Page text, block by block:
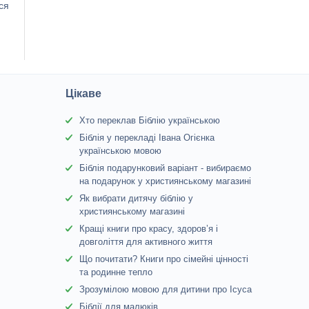
Цікаве
Хто переклав Біблію українською
Біблія у перекладі Івана Огієнка
українською мовою
Біблія подарунковий варіант - вибираємо
на подарунок у християнському магазині
Як вибрати дитячу біблію у
християнському магазині
Кращі книги про красу, здоров’я і
довголіття для активного життя
Що почитати? Книги про сімейні цінності
та родинне тепло
Зрозумілою мовою для дитини про Ісуса
Біблії для малюків